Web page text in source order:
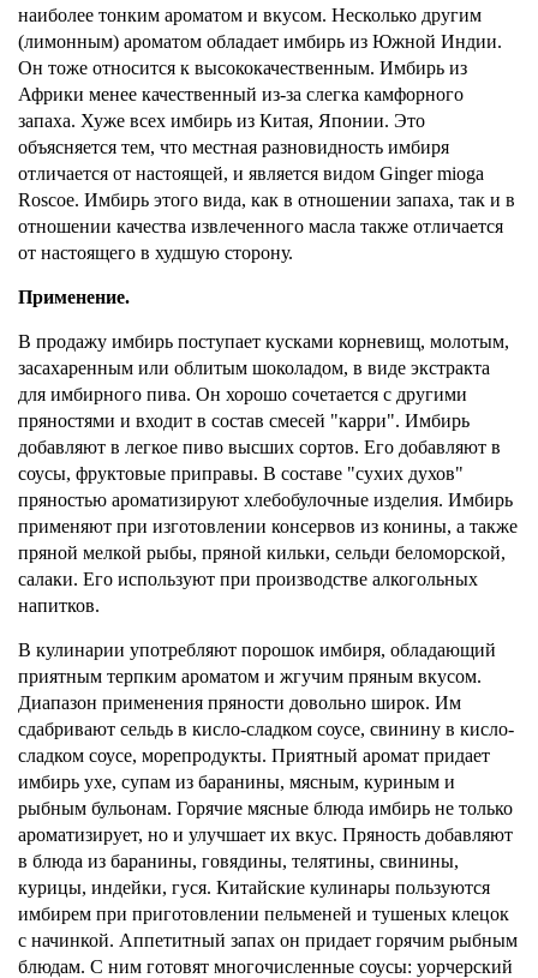
наиболее тонким ароматом и вкусом. Несколько другим
(лимонным) ароматом обладает имбирь из Южной Индии.
Он тоже относится к высококачественным. Имбирь из
Африки менее качественный из-за слегка камфорного
запаха. Хуже всех имбирь из Китая, Японии. Это
объясняется тем, что местная разновидность имбиря
отличается от настоящей, и является видом Ginger mioga
Roscoe. Имбирь этого вида, как в отношении запаха, так и в
отношении качества извлеченного масла также отличается
от настоящего в худшую сторону.
Применение.
В продажу имбирь поступает кусками корневищ, молотым,
засахаренным или облитым шоколадом, в виде экстракта
для имбирного пива. Он хорошо сочетается с другими
пряностями и входит в состав смесей "карри". Имбирь
добавляют в легкое пиво высших сортов. Его добавляют в
соусы, фруктовые приправы. В составе "сухих духов"
пряностью ароматизируют хлебобулочные изделия. Имбирь
применяют при изготовлении консервов из конины, а также
пряной мелкой рыбы, пряной кильки, сельди беломорской,
салаки. Его используют при производстве алкогольных
напитков.
В кулинарии употребляют порошок имбиря, обладающий
приятным терпким ароматом и жгучим пряным вкусом.
Диапазон применения пряности довольно широк. Им
сдабривают сельдь в кисло-сладком соусе, свинину в кисло-
сладком соусе, морепродукты. Приятный аромат придает
имбирь ухе, супам из баранины, мясным, куриным и
рыбным бульонам. Горячие мясные блюда имбирь не только
ароматизирует, но и улучшает их вкус. Пряность добавляют
в блюда из баранины, говядины, телятины, свинины,
курицы, индейки, гуся. Китайские кулинары пользуются
имбирем при приготовлении пельменей и тушеных клецок
с начинкой. Аппетитный запах он придает горячим рыбным
блюдам. С ним готовят многочисленные соусы: уорчерский